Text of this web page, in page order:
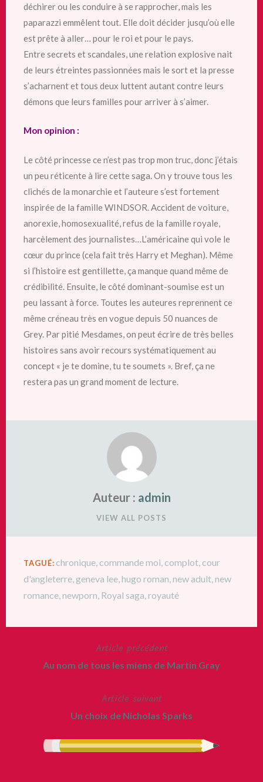
déchirer ou les conduire à se rapprocher, mais les
paparazzi emmêlent tout. Elle doit décider jusqu’où elle
est prête à aller… pour le roi et pour le pays.
Entre secrets et scandales, une relation explosive nait
de leurs étreintes passionnées mais le sort et la presse
s’acharnent et tous deux luttent autant contre leurs
démons que leurs familles pour arriver à s’aimer.
Mon opinion :
Le côté princesse ce n’est pas trop mon truc, donc j’étais
un peu réticente à lire cette saga. On y trouve tous les
clichés de la monarchie et l’auteure s’est fortement
inspirée de la famille WINDSOR. Accident de voiture,
anorexie,homosexualité, refus de la famille royale,
harcèlement des journalistes…L’américaine qui vole le
cœur du prince (cela fait très Harry et Meghan). Même
si l’histoire est gentillette, ça manque quand même de
crédibilité. Ensuite, le côté dominant-soumise est un
peu lassant à force. Toutes les auteures reprennent ce
même créneau très en vogue depuis 50 nuances de
Grey. Par pitié Mesdames, on peut écrire de très belles
histoires sans avoir recours systématiquement au
concept « je te domine, tu te soumets ». Bref, ça ne
restera pas un grand moment de lecture.
Auteur : admin
VIEW ALL POSTS
TAGUÉ: chronique,commande moi,complot,cour
d'angleterre,geneva lee,hugo roman,new adult,new
romance,newporn, Royal saga,royauté
Article précédent
Au nom de tous les miens de Martin Gray
Article suivant
Un choix de Nicholas Sparks